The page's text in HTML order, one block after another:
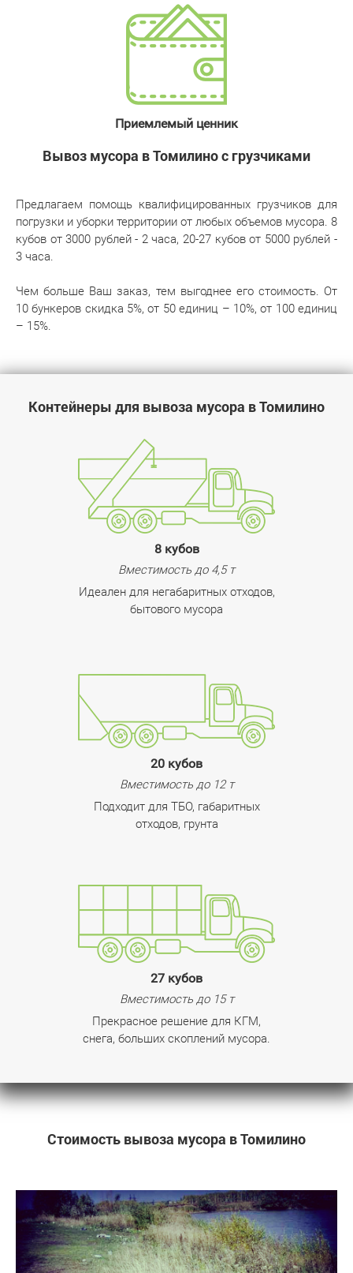
Приемлемый ценник
Вывоз мусора в Томилино с грузчиками
Предлагаем помощь квалифицированных грузчиков для
погрузки и уборки территории от любых объемов мусора. 8
кубов от 3000 рублей - 2 часа, 20‌-‌27 кубов от 5000 рублей -
3 часа.
Чем больше Ваш заказ, тем выгоднее его стоимость. От
10 бункеров скидка 5%, от 50 единиц – 10%, от 100 единиц
– 15%.
Контейнеры для вывоза мусора в Томилино
8 кубов
Вместимость до 4,5 т
Идеален для негабаритных отходов,
бытового мусора
20 кубов
Вместимость до 12 т
Подходит для ТБО, габаритных
отходов, грунта
27 кубов
Вместимость до 15 т
Прекрасное решение для КГМ,
снега, больших скоплений мусора.
Стоимость вывоза мусора в Томилино